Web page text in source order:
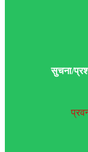
सुचना/